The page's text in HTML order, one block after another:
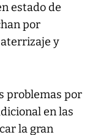
estado de
por
y
problemas por
en las
la gran